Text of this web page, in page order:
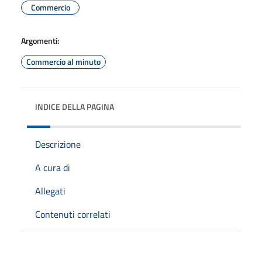
Commercio
Argomenti:
Commercio al minuto
INDICE DELLA PAGINA
Descrizione
A cura di
Allegati
Contenuti correlati